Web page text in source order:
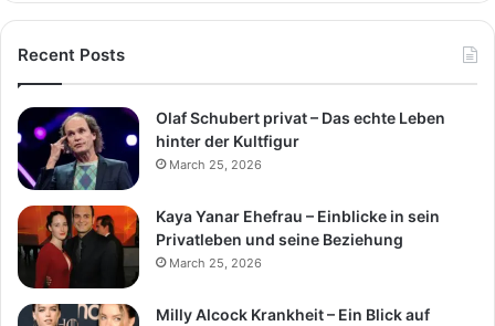
Recent Posts
Olaf Schubert privat – Das echte Leben
hinter der Kultfigur
March 25, 2026
Kaya Yanar Ehefrau – Einblicke in sein
Privatleben und seine Beziehung
March 25, 2026
Milly Alcock Krankheit – Ein Blick auf